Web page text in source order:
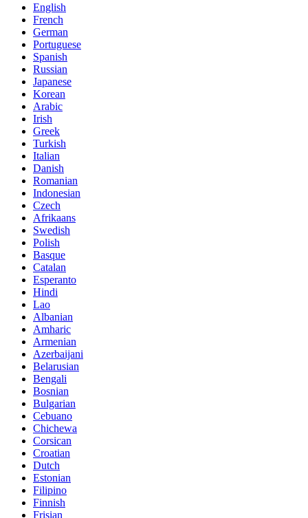
English
French
German
Portuguese
Spanish
Russian
Japanese
Korean
Arabic
Irish
Greek
Turkish
Italian
Danish
Romanian
Indonesian
Czech
Afrikaans
Swedish
Polish
Basque
Catalan
Esperanto
Hindi
Lao
Albanian
Amharic
Armenian
Azerbaijani
Belarusian
Bengali
Bosnian
Bulgarian
Cebuano
Chichewa
Corsican
Croatian
Dutch
Estonian
Filipino
Finnish
Frisian